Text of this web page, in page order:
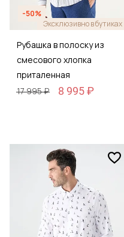
-50%
Эксклюзивно в бутиках
Рубашка в полоску из
смесового хлопка
приталенная
17 995 ₽
8 995 ₽